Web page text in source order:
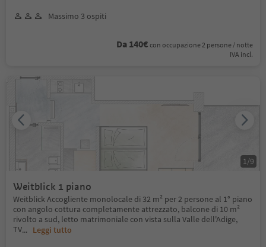
Massimo 3 ospiti
Da 140€ con occupazione 2 persone / notte
IVA incl.
Weitblick 1 piano
Weitblick Accogliente monolocale di 32 m² per 2 persone al 1° piano
con angolo cottura completamente attrezzato, balcone di 10 m²
rivolto a sud, letto matrimoniale con vista sulla Valle dell'Adige,
TV... Leggi tutto
1 /9